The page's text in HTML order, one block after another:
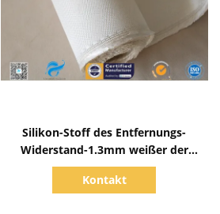
Silikon-Stoff des Entfernungs-
Widerstand-1.3mm weißer der
Farbe12hs hoher der Atlasbindungs-
1250g
Kontakt